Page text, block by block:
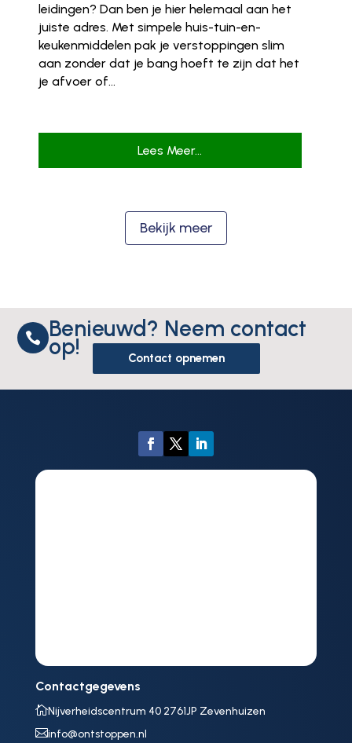
leidingen? Dan ben je hier helemaal aan het
juiste adres. Met simpele huis-tuin-en-
keukenmiddelen pak je verstoppingen slim
aan zonder dat je bang hoeft te zijn dat het
je afvoer of...
Lees Meer...
Bekijk meer
 Benieuwd? Neem contact
op! Contact opnemen
Contactgegevens
Nijverheidscentrum 40 2761JP Zevenhuizen
info@ontstoppen.nl